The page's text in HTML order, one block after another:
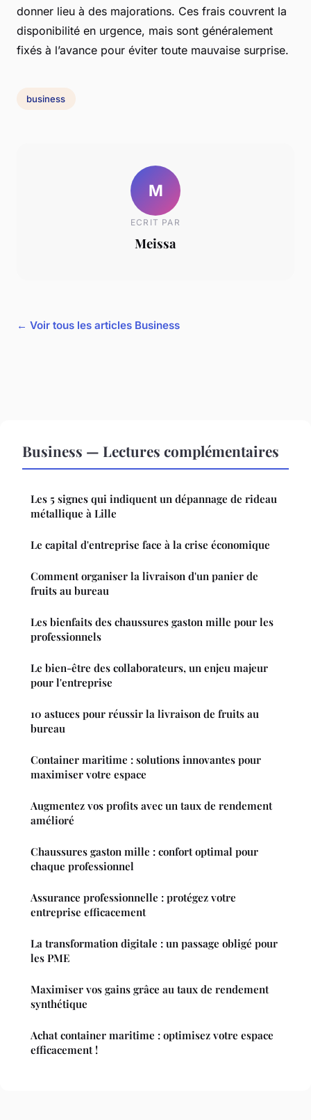
donner lieu à des majorations. Ces frais couvrent la
disponibilité en urgence, mais sont généralement
fixés à l’avance pour éviter toute mauvaise surprise.
business
M
ECRIT PAR
Meissa
← Voir tous les articles Business
Business — Lectures complémentaires
Les 5 signes qui indiquent un dépannage de rideau
métallique à Lille
Le capital d'entreprise face à la crise économique
Comment organiser la livraison d'un panier de
fruits au bureau
Les bienfaits des chaussures gaston mille pour les
professionnels
Le bien-être des collaborateurs, un enjeu majeur
pour l'entreprise
10 astuces pour réussir la livraison de fruits au
bureau
Container maritime : solutions innovantes pour
maximiser votre espace
Augmentez vos profits avec un taux de rendement
amélioré
Chaussures gaston mille : confort optimal pour
chaque professionnel
Assurance professionnelle : protégez votre
entreprise efficacement
La transformation digitale : un passage obligé pour
les PME
Maximiser vos gains grâce au taux de rendement
synthétique
Achat container maritime : optimisez votre espace
efficacement !